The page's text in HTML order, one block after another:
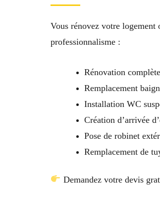
Vous rénovez votre logement
professionnalisme :
Rénovation
Remplacement
Installation WC
Création d’arrivée
Pose de robinet
Remplacement de
Demandez votre devis